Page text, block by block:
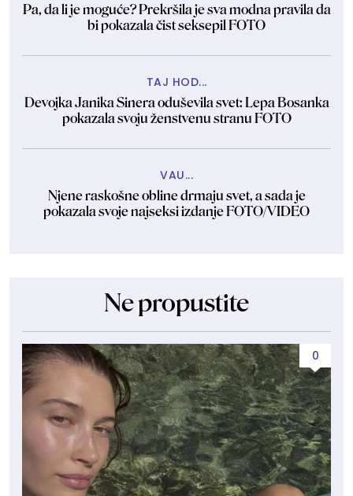
Pa, da li je moguće? Prekršila je sva modna pravila da
bi pokazala čist seksepil FOTO
TAJ HOD...
Devojka Janika Sinera oduševila svet: Lepa Bosanka
pokazala svoju ženstvenu stranu FOTO
VAU...
Njene raskošne obline drmaju svet, a sada je
pokazala svoje najseksi izdanje FOTO/VIDEO
Ne propustite
0